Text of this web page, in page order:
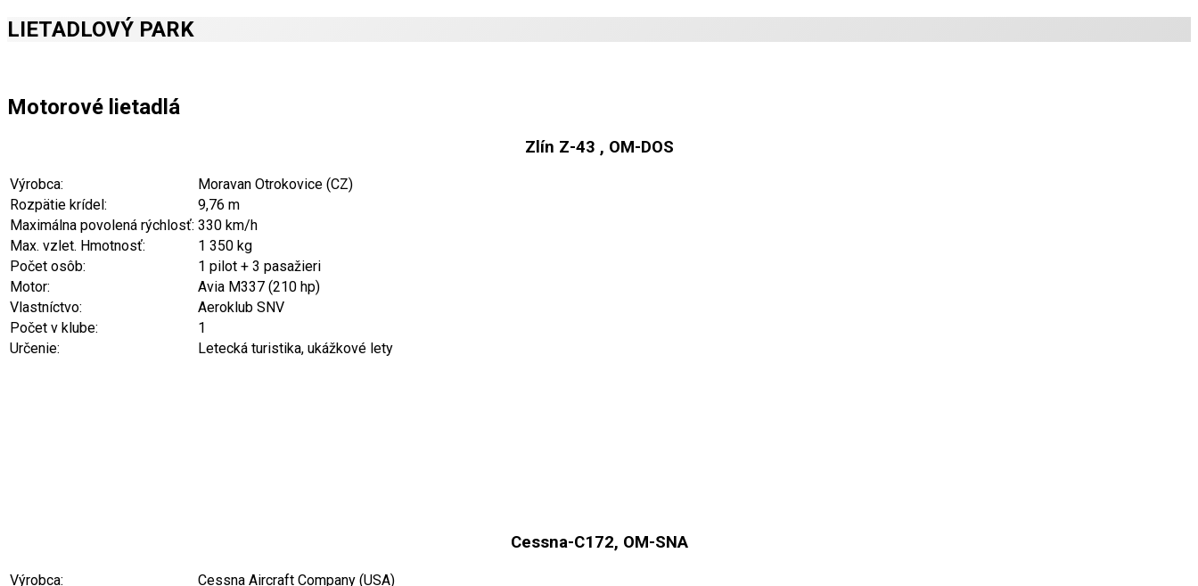
LIETADLOVÝ PARK
Motorové lietadlá
Zlín Z-43 , OM-DOS
Výrobca:
Moravan Otrokovice (CZ)
Rozpätie krídel:
9,76 m
Maximálna povolená rýchlosť: 330 km/h
Max. vzlet. Hmotnosť:
1 350 kg
Počet osôb:
1 pilot + 3 pasažieri
Motor:
Avia M337 (210 hp)
Vlastníctvo:
Aeroklub SNV
Počet v klube:
1
Určenie:
Letecká turistika, ukážkové lety
Cessna-C172, OM-SNA
Výrobca:
Cessna Aircraft Company (USA)